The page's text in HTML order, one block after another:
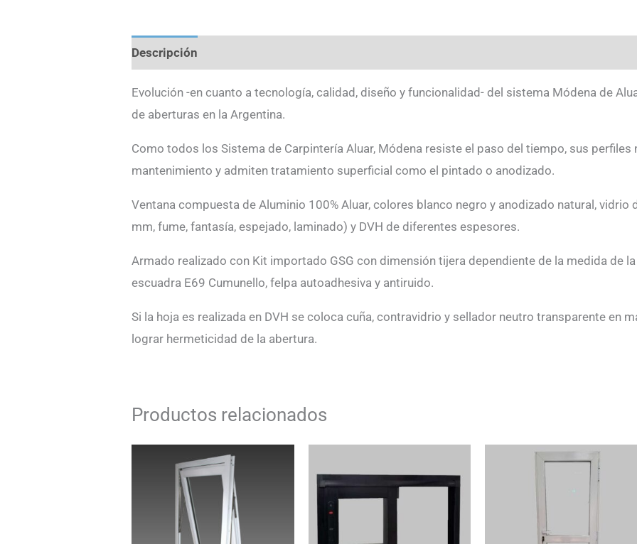
Descripción
Evolución -en cuanto a tecnología, calidad, diseño y funcionalidad- del sistema Módena de
de aberturas en la Argentina.
Como todos los Sistema de Carpintería Aluar, Módena resiste el paso del tiempo, sus perfiles
mantenimiento y admiten tratamiento superficial como el pintado o anodizado.
Ventana compuesta de Aluminio 100% Aluar, colores blanco negro y anodizado natural,
mm, fume, fantasía, espejado, laminado) y DVH de diferentes espesores.
Armado realizado con Kit importado GSG con dimensión tijera dependiente de la medida de
escuadra E69 Cumunello, felpa autoadhesiva y antiruido.
Si la hoja es realizada en DVH se coloca cuña, contravidrio y sellador neutro transparente en
lograr hermeticidad de la abertura.
Productos relacionados